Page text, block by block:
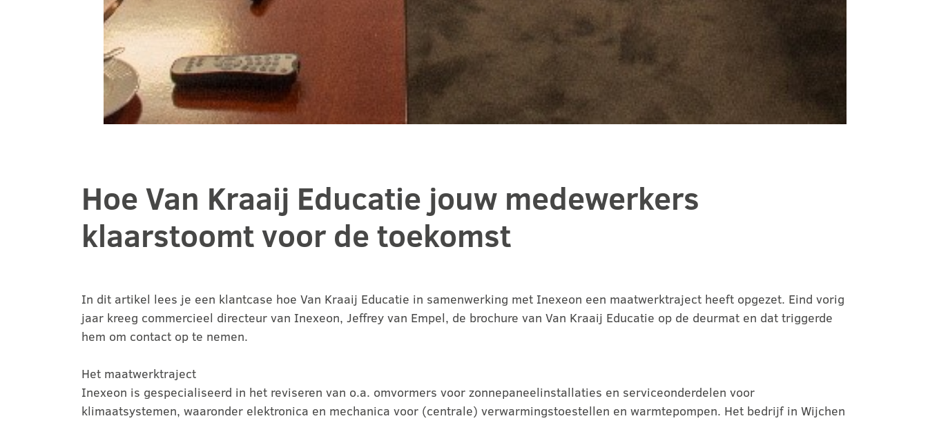
Hoe Van Kraaij Educatie jouw medewerkers
klaarstoomt voor de toekomst
In dit artikel lees je een klantcase hoe Van Kraaij Educatie in samenwerking met Inexeon een maatwerktraject heeft opgezet. Eind vorig
jaar kreeg commercieel directeur van Inexeon, Jeffrey van Empel, de brochure van Van Kraaij Educatie op de deurmat en dat triggerde
hem om contact op te nemen.
Het maatwerktraject
Inexeon is gespecialiseerd in het reviseren van o.a. omvormers voor zonnepaneelinstallaties en serviceonderdelen voor
klimaatsystemen, waaronder elektronica en mechanica voor (centrale) verwarmingstoestellen en warmtepompen. Het bedrijf in Wijchen